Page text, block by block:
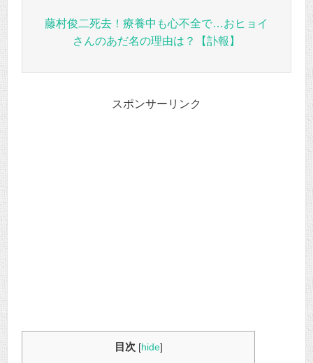
藤村俊二死去！療養中も心不全で…おヒョイ
さんのあだ名の理由は？【訃報】
スポンサーリンク
目次 [hide]